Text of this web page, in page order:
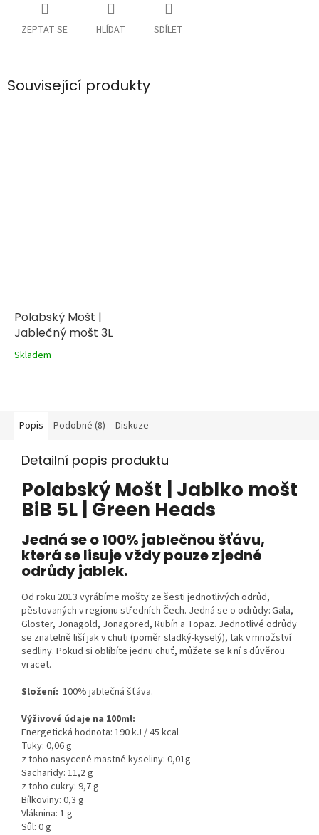
ZEPTAT SE HLÍDAT SDÍLET
Související produkty
Polabský Mošt |
Jablečný mošt 3L
Skladem
Popis Podobné (8) Diskuze
Detailní popis produktu
Polabský Mošt | Jablko mošt
BiB 5L | Green Heads
Jedná se o 100% jablečnou šťávu,
která se lisuje vždy pouze z jedné
odrůdy jablek.
Od roku 2013 vyrábíme mošty ze šesti jednotlivých odrůd,
pěstovaných v regionu středních Čech. Jedná se o odrůdy:Gala,
Gloster, Jonagold, Jonagored, Rubín a Topaz. Jednotlivé odrůdy
se znatelně liší jak v chuti (poměr sladký-kyselý), tak v množství
sedliny. Pokud si oblíbíte jednu chuť, můžete se k ní s důvěrou
vracet.
Složení: 100% jablečná šťáva.
Výživové údaje na 100ml:
Energetická hodnota: 190 kJ / 45 kcal
Tuky: 0,06 g
z toho nasycené mastné kyseliny: 0,01g
Sacharidy: 11,2 g
z toho cukry: 9,7 g
Bílkoviny: 0,3 g
Vláknina: 1 g
Sůl: 0 g